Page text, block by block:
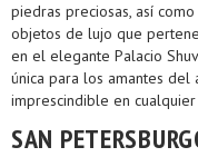
piedras preciosas, así
objetos de lujo que
en el elegante Palacio
única para los amantes del
imprescindible en
SAN